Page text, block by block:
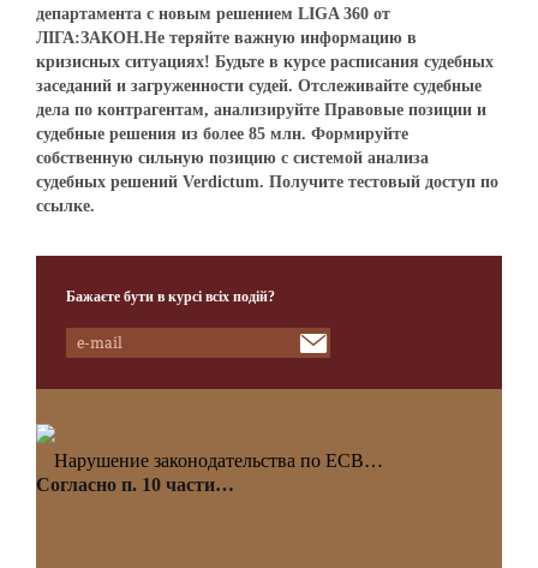
департамента с новым решением LIGA 360 от
ЛІГА:ЗАКОН.Не теряйте важную информацию в
кризисных ситуациях! Будьте в курсе расписания судебных
заседаний и загруженности судей. Отслеживайте судебные
дела по контрагентам, анализируйте Правовые позиции и
судебные решения из более 85 млн. Формируйте
собственную сильную позицию с системой анализа
судебных решений Verdictum. Получите тестовый доступ по
ссылке.
Бажаєте бути в курсі всіх подій?
Нарушение законодательства по ЕСВ…
Согласно п. 10 части…